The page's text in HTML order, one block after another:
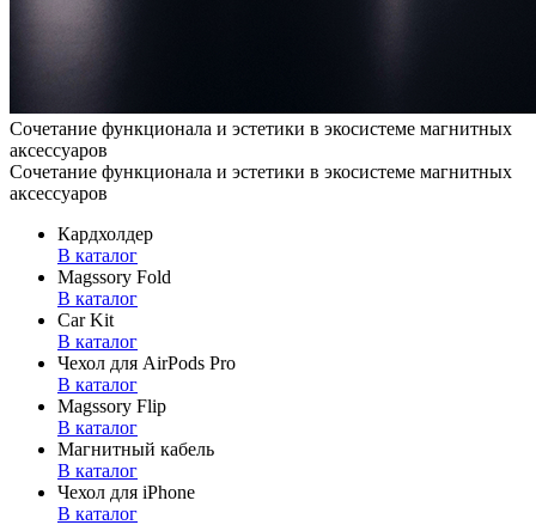
Сочетание функционала и эстетики в экосистеме магнитных
аксессуаров
Сочетание функционала и эстетики в экосистеме магнитных
аксессуаров
Кардхолдер
В каталог
Magssory Fold
В каталог
Car Kit
В каталог
Чехол для AirPods Pro
В каталог
Magssory Flip
В каталог
Магнитный кабель
В каталог
Чехол для iPhone
В каталог